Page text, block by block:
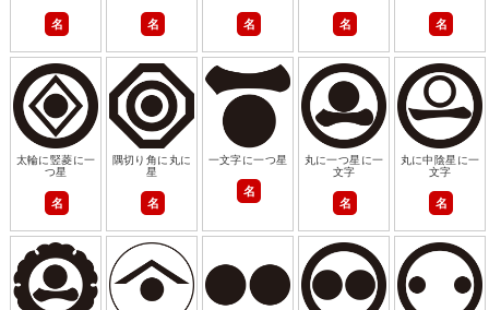
名 名 名 名 名
太輪に竪菱に一
つ星
名
隅切り角に丸に
星
名
一文字に一つ星
名
丸に一つ星に一
文字
名
丸に中陰星に一
文字
名